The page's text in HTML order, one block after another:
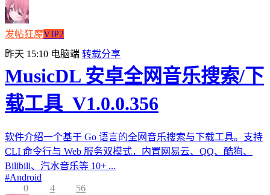
发帖狂魔VIP2
昨天 15:10 电脑端 转载分享
MusicDL 安卓全网音乐搜索/下
载工具_V1.0.0.356
软件介绍一个基于 Go 语言的全网音乐搜索与下载工具。支持
CLI 命令行与 Web 服务双模式，内置网易云、QQ、酷狗、
Bilibili、汽水音乐等 10+ ...
#Android
0
4 56